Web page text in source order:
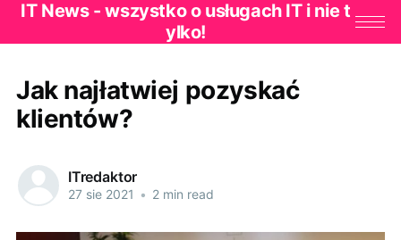
IT News - wszystko o usługach IT i nie t
ylko!
Jak najłatwiej pozyskać
klientów?
ITredaktor
27 sie 2021 • 2 min read